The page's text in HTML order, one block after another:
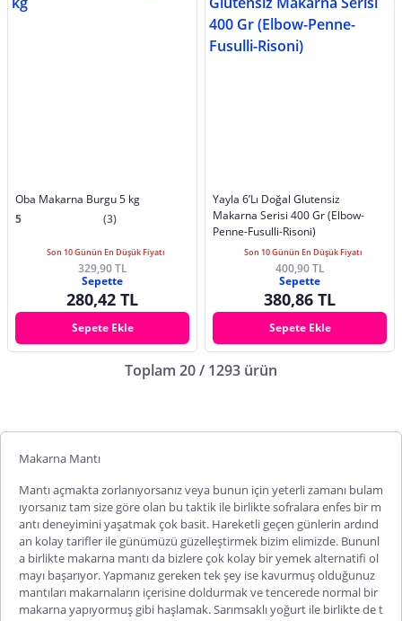
Oba Makarna Burgu 5 kg
5
(3)
Son 10 Günün En Düşük Fiyatı
329,90 TL
Sepette
280,42 TL
Sepete Ekle
Yayla 6’Lı Doğal Glutensiz
Makarna Serisi 400 Gr (Elbow-
Penne-Fusulli-Risoni)
Son 10 Günün En Düşük Fiyatı
400,90 TL
Sepette
380,86 TL
Sepete Ekle
Toplam 20 / 1293 ürün
Makarna Mantı
Mantı açmakta zorlanıyorsanız veya bunun için yeterli zamanı bulam
ıyorsanız tam size göre olan bu taktik ile birlikte sofralara enfes bir m
antı deneyimini yaşatmak çok basit. Hareketli geçen günlerin ardınd
an kolay tarifler ile günümüzü güzelleştirmek bizim elimizde. Bununl
a birlikte makarna mantı da bizlere çok kolay bir yemek alternatifi ol
mayı başarıyor. Yapmanız gereken tek şey ise kavurmuş olduğunuz
mantıları makarnaların içerisine doldurmak ve tencerede normal bir
makarna yapıyormuş gibi haşlamak. Sarımsaklı yoğurt ile birlikte de t